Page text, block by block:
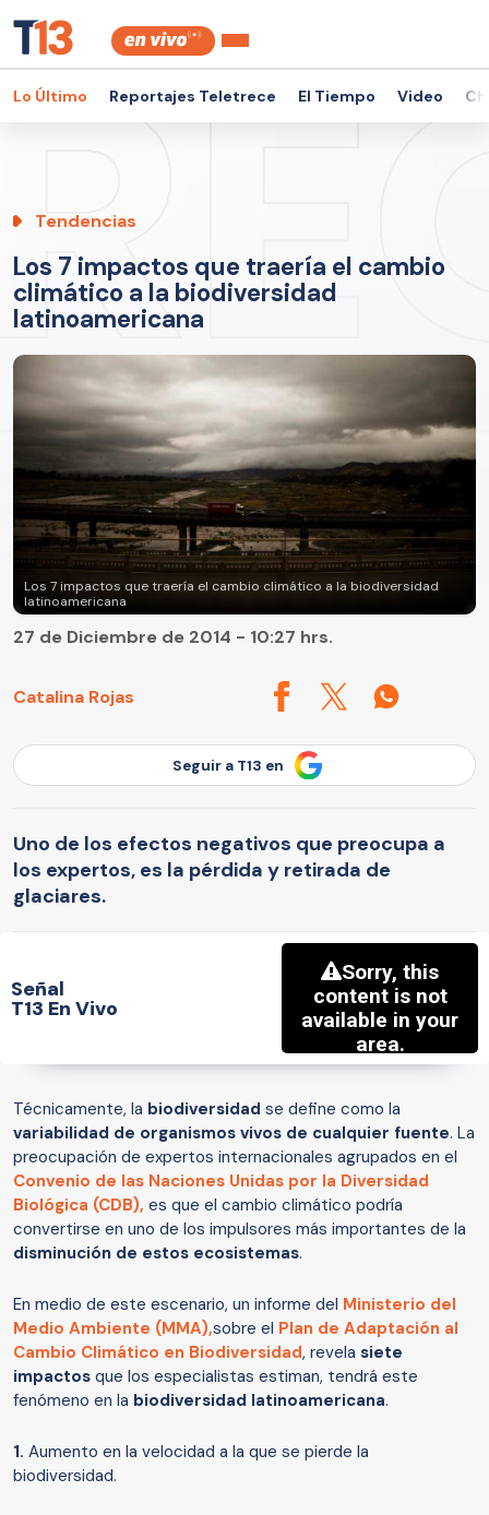
Lo Último Reportajes Teletrece El Tiempo Video
Tendencias
Los 7 impactos que traería el cambio
climático a la biodiversidad
latinoamericana
Los 7 impactos que traería el cambio climático a la biodiversidad
latinoamericana
Catalina Rojas
27 de Diciembre de 2014 - 10:27 hrs.
Seguir a T13 en
Uno de los efectos negativos que preocupa a
los expertos, es la pérdida y retirada de
glaciares.
Señal
T13 En Vivo
Técnicamente, la biodiversidad se define como la
variabilidad de organismos vivos de cualquier fuente. La
preocupación de expertos internacionales agrupados en el
Convenio de las Naciones Unidas por la Diversidad
Biológica (CDB), es que el cambio climático podría
convertirse en uno de los impulsores más importantes de la
disminución de estos ecosistemas.
En medio de este escenario, un informe del Ministerio del
Medio Ambiente (MMA),sobre el Plan de Adaptación al
Cambio Climático en Biodiversidad, revela siete
impactos que los especialistas estiman, tendrá este
fenómeno en la biodiversidad latinoamericana.
1. Aumento en la velocidad a la que se pierde la
biodiversidad.